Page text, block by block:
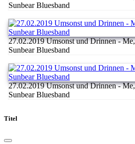
Sunbear Bluesband
27.02.2019 Umsonst und Drinnen -
Sunbear Bluesband
27.02.2019 Umsonst und Drinnen -
Sunbear Bluesband
Titel